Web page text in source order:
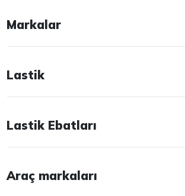
Markalar
Lastik
Lastik Ebatları
Araç markaları